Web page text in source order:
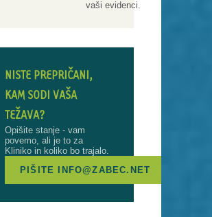
vaši evidenci.
NISTE PREPRIČANI,
KAM SODI VAŠA
TEŽAVA?
Opišite stanje - vam
povemo, ali je to za
Kliniko in koliko bo trajalo.
PIŠITE INFO@ZABEC.NET